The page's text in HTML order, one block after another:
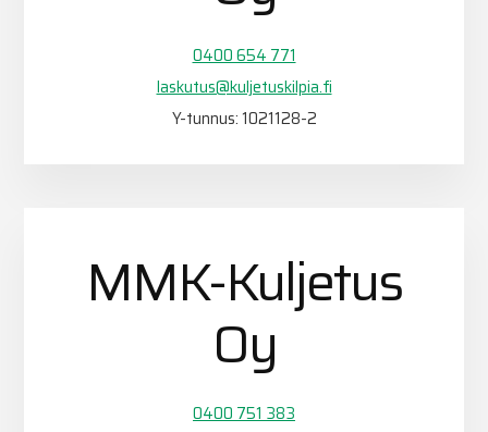
0400 654 771
laskutus@kuljetuskilpia.fi
Y-tunnus: 1021128-2
MMK-Kuljetus
Oy
0400 751 383